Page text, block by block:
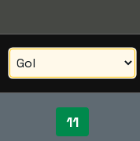
11